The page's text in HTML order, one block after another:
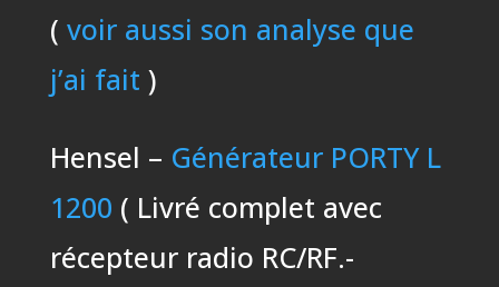
( voir aussi son analyse que
j’ai fait )
Hensel – Générateur PORTY L
1200 ( Livré complet avec
récepteur radio RC/RF.-